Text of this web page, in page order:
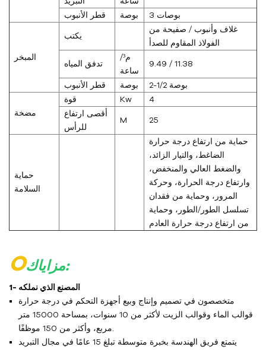
قطر الأنبوب
بوصة 3 بوصات
المبخر
يكتب
غلاف وأنبوب / صفيحة من
الفولاذ المقاوم للصدأ
تدفق المياه
م³/
ساعة
9.49 / 11.38
قطر الأنبوب بوصة 2-1/2 بوصة
مضخة
قوة Kw
4
أقصى ارتفاع
للرأس
M 25
حماية
السلامة
حماية من ارتفاع درجة حرارة
الضاغط، والتيار الزائد،
والضغط العالي والمنخفض،
وارتفاع درجة الحرارة، وحركة
المرور، وحماية من فقدان
تسلسل الطور/الطور، وحماية
من ارتفاع درجة حرارة العادم
O مزاياك:
1- المصنع الذي نملكه
متخصصون في تصميم وإنتاج وبيع أجهزة التحكم في درجة حرارة
قوالب الماء وقوالب الزيت لأكثر من 10 سنوات، بمساحة 15000 متر
يتمتع فريق الهندسة بخبرة متوسطة تبلغ 15 عامًا في مجال التبريد